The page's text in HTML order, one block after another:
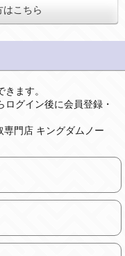
こちら
ます。
グイン後に会員登録・
門店 キングダムノー